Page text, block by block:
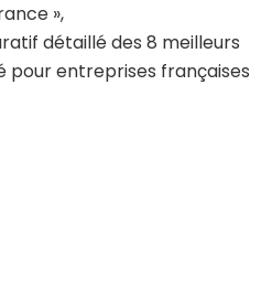
»,
détaillé des 8 meilleurs
pour entreprises françaises